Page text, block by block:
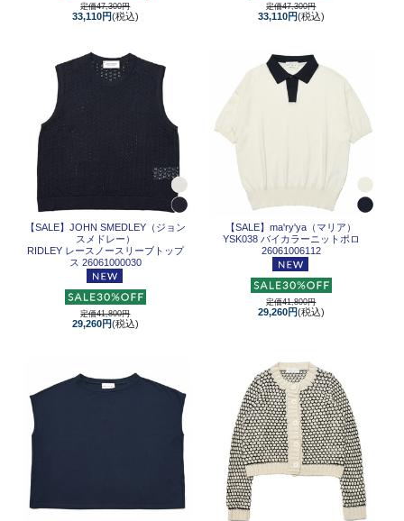
定価47,300円
33,110円(税込)
定価47,300円
33,110円(税込)
【SALE】 JOHN SMEDLEY（ジョン
スメドレー）
RIDLEY レースノースリーブトップ
ス 26061000030
定価41,800円
29,260円(税込)
【SALE】ma'ry'ya（マリア）
YSK038 バイカラーニットポロ
26061006112
定価41,800円
29,260円(税込)